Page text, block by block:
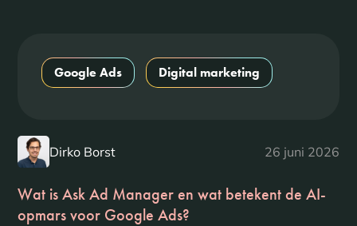
Google Ads Digital marketing
Dirko Borst 26 juni 2026
Wat is Ask Ad Manager en wat betekent de AI-
opmars voor Google Ads?